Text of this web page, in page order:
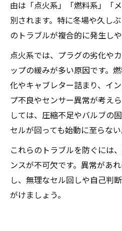
由は「点火系」「燃料系」「
別されます。特に冬場や久し
のトラブルが複合的に発生しや
点火系では、プラグの劣化や
ップの緩みが多い原因です。
化やキャブレター詰まり、イ
プ不良やセンサー異常が考え
しては、圧縮不足やバルブの
セルが回っても始動に至らない
これらのトラブルを防ぐには
ンスが不可欠です。異常があ
し、無理なセル回しや自己判
がけましょう。